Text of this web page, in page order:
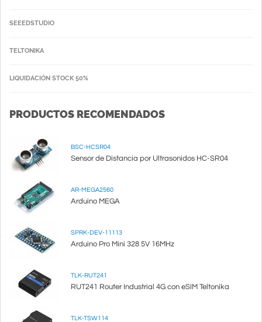
SEEEDSTUDIO
TELTONIKA
LIQUIDACIÓN STOCK 50%
PRODUCTOS RECOMENDADOS
BSC-HCSR04
Sensor de Distancia por Ultrasonidos HC-SR04
AR-MEGA2560
Arduino MEGA
SPRK-DEV-11113
Arduino Pro Mini 328 5V 16MHz
TLK-RUT241
RUT241 Router Industrial 4G con eSIM Teltonika
TLK-TSW114